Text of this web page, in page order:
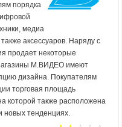
порядка
медиа
аксессуаров. Наряду с
продает некоторые
М.ВИДЕО имеют
дизайна. Покупателям
торговая площадь
которой также расположена
новых тенденциях.